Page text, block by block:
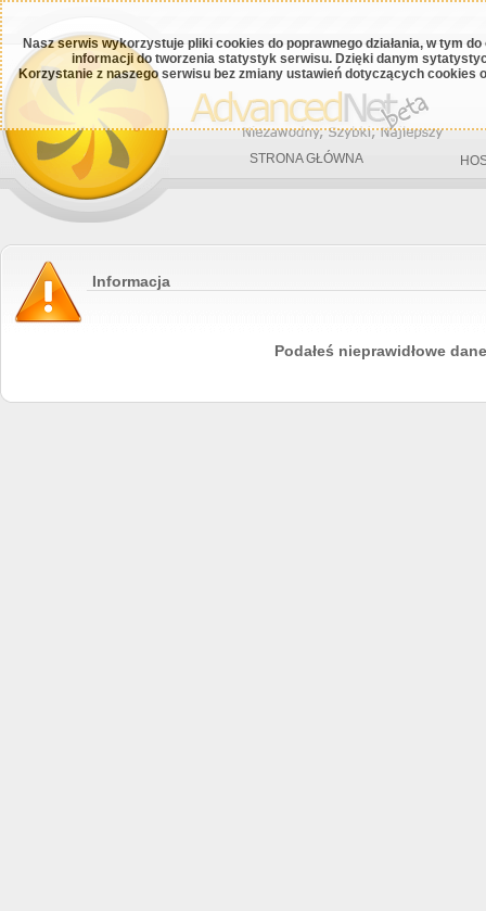
Nasz serwis wykorzystuje pliki cookies do poprawnego działania, w tym
informacji do tworzenia statystyk serwisu. Dzięki danym
Korzystanie z naszego serwisu bez zmiany ustawień dotyczących cookies
STRONA GŁÓWNA
Informacja
Podałeś nieprawidłowe dane